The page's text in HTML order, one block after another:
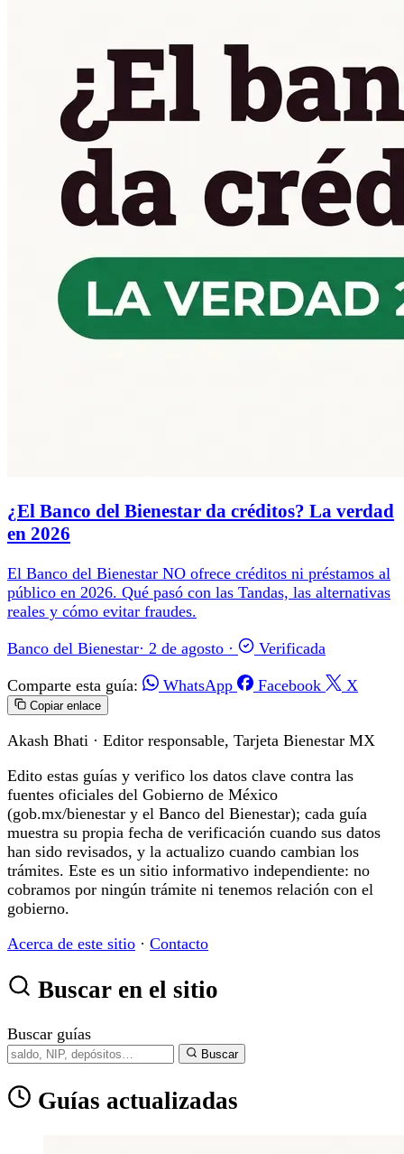
¿El Banco del Bienestar da créditos? La verdad
en 2026
El Banco del Bienestar NO ofrece créditos ni préstamos al
público en 2026. Qué pasó con las Tandas, las alternativas
reales y cómo evitar fraudes.
Banco del Bienestar· 2 de agosto · Verificada
Comparte esta guía: WhatsApp Facebook X
Copiar enlace
Akash Bhati · Editor responsable, Tarjeta Bienestar MX
Edito estas guías y verifico los datos clave contra las
fuentes oficiales del Gobierno de México
(gob.mx/bienestar y el Banco del Bienestar); cada guía
muestra su propia fecha de verificación cuando sus datos
han sido revisados, y la actualizo cuando cambian los
trámites. Este es un sitio informativo independiente: no
cobramos por ningún trámite ni tenemos relación con el
gobierno.
Acerca de este sitio · Contacto
Buscar en el sitio
Buscar guías
Buscar
Guías actualizadas